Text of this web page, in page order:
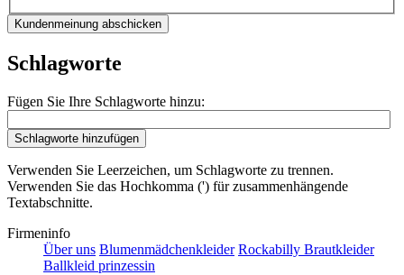
Kundenmeinung abschicken
Schlagworte
Fügen Sie Ihre Schlagworte hinzu:
Schlagworte hinzufügen
Verwenden Sie Leerzeichen, um Schlagworte zu trennen.
Verwenden Sie das Hochkomma (') für zusammenhängende
Textabschnitte.
Firmeninfo
Über uns Blumenmädchenkleider Rockabilly Brautkleider
Ballkleid prinzessin